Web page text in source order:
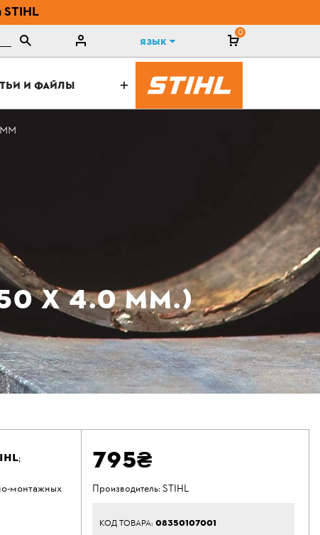
STIHL
Язык
0
И ФАЙЛЫ
Х 4.0 ММ.)
;
монтажных
795₴
Производитель:STIHL
КОД ТОВАРА: 08350107001